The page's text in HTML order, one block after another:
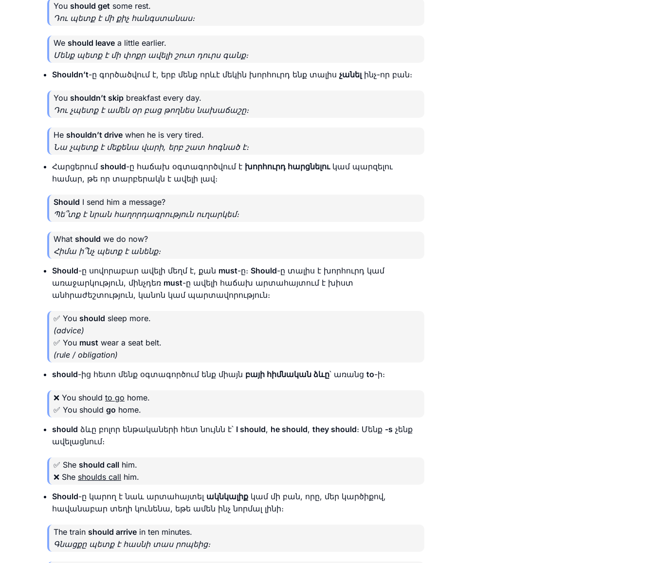
You should get some rest.
Դու պետք է մի քիչ հանգստանաս։
We should leave a little earlier.
Մենք պետք է մի փոքր ավելի շուտ դուրս գանք։
Shouldn’t-ը գործածվում է, երբ մենք որևէ մեկին խորհուրդ ենք տալիս չանել ինչ-որ բան։
You shouldn’t skip breakfast every day.
Դու չպետք է ամեն օր բաց թողնես նախաճաշը։
He shouldn’t drive when he is very tired.
Նա չպետք է մեքենա վարի, երբ շատ հոգնած է։
Հարցերում should-ը հաճախ օգտագործվում է խորհուրդ հարցնելուկամ պարզելու
համար, թե որ տարբերակն է ավելի լավ։
Should I send him a message?
Պե՞տք է նրան հաղորդագրություն ուղարկեմ։
What should we do now?
Հիմա ի՞նչ պետք է անենք։
Should-ը սովորաբար ավելի մեղմ է, քան must-ը։ Should-ը տալիս է խորհուրդ կամ
առաջարկություն, մինչդեռ must-ը ավելի հաճախ արտահայտում է խիստ
անհրաժեշտություն, կանոն կամ պարտավորություն։
✅ You should sleep more.
(advice)
✅ You must wear a seat belt.
(rule / obligation)
should-ից հետո մենք օգտագործում ենք միայն բայի հիմնական ձևը՝ առանց to-ի։
❌ You should to go home.
✅ You should go home.
should ձևը բոլոր ենթակաների հետ նույնն է՝ I should, he should, they should։ Մենք -s չենք
ավելացնում։
✅ She should call him.
❌ She shoulds call him.
Should-ը կարող է նաև արտահայտել ակնկալիք կամ մի բան, որը, մեր կարծիքով,
հավանաբար տեղի կունենա, եթե ամեն ինչ նորմալ լինի։
The train should arrive in ten minutes.
Գնացքը պետք է հասնի տաս րոպեից։